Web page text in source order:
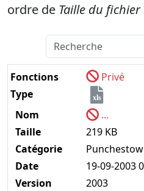
ordre de Taille du fichier
Fonctions
Privé
Type
xls
Nom
...
Taille
219 KB
Catégorie
Date
19-09-2003
Version
2003